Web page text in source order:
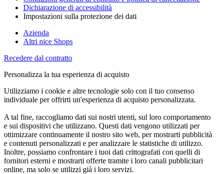
Dichiarazione di accessibilità
Impostazioni sulla protezione dei dati
Azienda
Altri nice Shops
Recedere dal contratto
Personalizza la tua esperienza di acquisto
Utilizziamo i cookie e altre tecnologie solo con il tuo consenso
individuale per offrirti un'esperienza di acquisto personalizzata.
A tal fine, raccogliamo dati sui nostri utenti, sul loro comportamento
e sui dispositivi che utilizzano. Questi dati vengono utilizzati per
ottimizzare continuamente il nostro sito web, per mostrarti pubblicità
e contenuti personalizzati e per analizzare le statistiche di utilizzo.
Inoltre, possiamo confrontare i tuoi dati crittografati con quelli di
fornitori esterni e mostrarti offerte tramite i loro canali pubblicitari
online, ma solo se utilizzi già i loro servizi.